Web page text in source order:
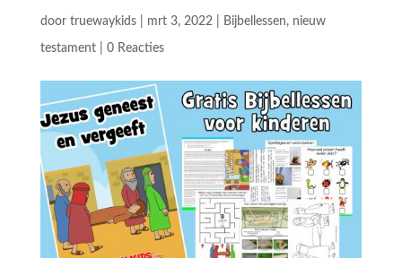
door truewaykids| mrt 3, 2022| Bijbellessen, nieuw
testament| 0 Reacties